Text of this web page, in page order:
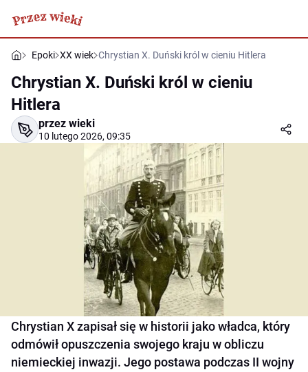
Epoki XX wiek Chrystian X. Duński król w cieniu Hitlera
Chrystian X. Duński król w cieniu
Hitlera
przez wieki
10 lutego 2026, 09:35
Chrystian X zapisał się w historii jako władca, który
odmówił opuszczenia swojego kraju w obliczu
niemieckiej inwazji. Jego postawa podczas II wojny